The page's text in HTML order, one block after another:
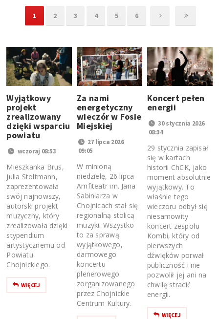
1 2 3 4 5 6
Wyjątkowy
projekt
zrealizowany
dzięki wsparciu
powiatu
wczoraj 08:53
Mieszkanka Brus,
Julia Stoltmann,
zaprezentowała
swój najnowszy,
autorski projekt
muzyczny, który
zrealizowała dzięki
stypendium
artystycznemu od
Powiatu
Chojnickiego.
WIĘCEJ
Za nami
energetyczny
wieczór w Fosie
Miejskiej
27 lipca 2026
09:05
W minioną
niedzielę, 26 lipca
Amfiteatr im. Jana
Sabiniarza w
Chojnicach stał się
regionalną stolicą
muzyki. Wszystko
to za sprawą
wyjątkowego,
darmowego
koncertu
plenerowego
zorganizowanego
przez Chojnickie
Centrum Kultury.
Koncert pełen
energii
30 stycznia 2026
08:34
29 stycznia zapisał
się w kartach
historii ChCK, jako
moment absolutnie
wyjątkowy. To
właśnie tego
wieczoru odbył się
niesamowity
koncert zespołu
Kombi, który od
pierwszych
dźwięków porwał
publiczność i nie
pozwolił jej ani na
chwilę stracić
energii.
WIĘCEJ